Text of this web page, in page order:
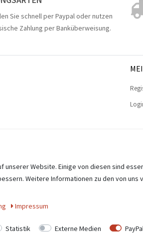
Sie schnell per Paypal oder nutzen
Zahlung per Banküberweisung.
unserer Website. Einige von diesen sind
Weitere Informationen zu den von
Impressum
Statistik Externe Medien